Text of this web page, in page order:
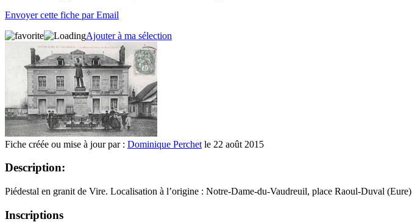
Envoyer cette fiche par Email
Ajouter à ma sélection
Fiche créée ou mise à jour par : Dominique Perchet le 22 août 2015
Description:
Piédestal en granit de Vire. Localisation à l’origine : Notre-Dame-du-Vaudreuil, place Raoul-Duval (Eure)
Inscriptions